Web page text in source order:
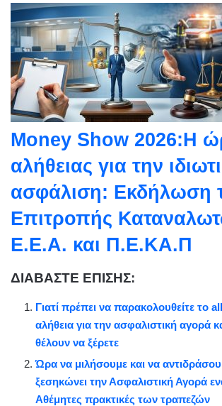
Money Show 2026:Η
αλήθειας για την
ασφάλιση: Εκδήλωση
Επιτροπής
Ε.Ε.Α. και Π.Ε.ΚΑ.Π
ΔΙΑΒΑΣΤΕ ΕΠΙΣΗΣ:
Γιατί πρέπει να παρακολουθείτε το
αλήθεια για την ασφαλιστική αγορά
θέλουν να ξέρετε
Ώρα να μιλήσουμε και να
ξεσηκώνει την Ασφαλιστική Αγορά
Αθέμητες πρακτικές των τραπεζών